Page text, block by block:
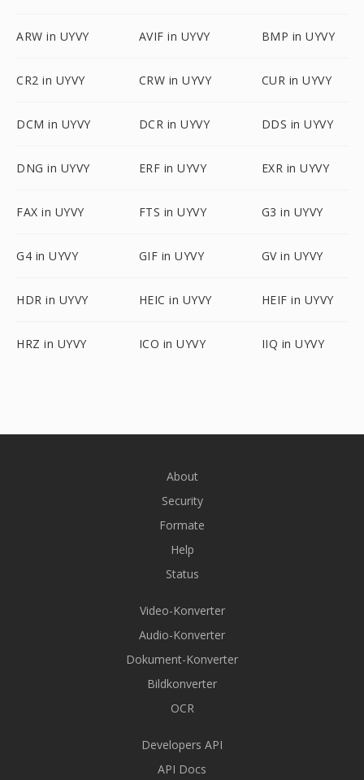
ARW in UYVY AVIF in UYVY BMP in UYVY
CR2 in UYVY CRW in UYVY CUR in UYVY
DCM in UYVY DCR in UYVY DDS in UYVY
DNG in UYVY ERF in UYVY EXR in UYVY
FAX in UYVY FTS in UYVY G3 in UYVY
G4 in UYVY GIF in UYVY GV in UYVY
HDR in UYVY HEIC in UYVY HEIF in UYVY
HRZ in UYVY ICO in UYVY IIQ in UYVY
About
Security
Formate
Help
Status
Video-Konverter
Audio-Konverter
Dokument-Konverter
Bildkonverter
OCR
Developers API
API Docs